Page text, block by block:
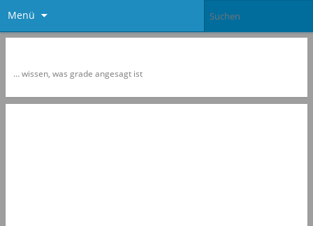
Menü
… wissen, was grade angesagt ist